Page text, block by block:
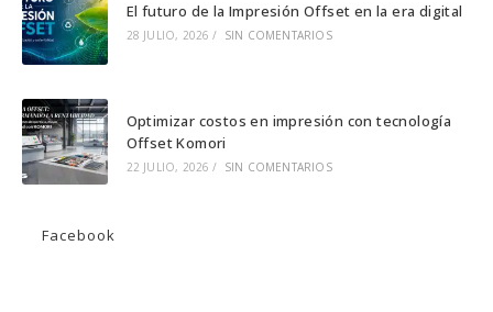
El futuro de la Impresión Offset en la era digital
28 JULIO, 2026 / SIN COMENTARIOS
Optimizar costos en impresión con tecnología
Offset Komori
22 JULIO, 2026 / SIN COMENTARIOS
Facebook